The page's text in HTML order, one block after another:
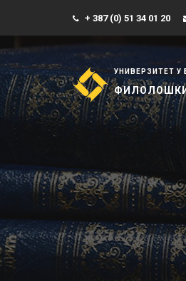
+ 387 (0) 51 34 01 20
УНИВЕРЗИТЕТ У